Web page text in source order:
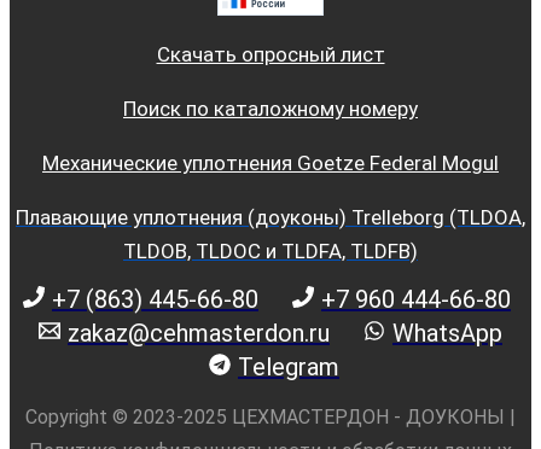
Скачать опросный лист
Поиск по каталожному номеру
Механические уплотнения Goetze Federal Mogul
Плавающие уплотнения (доуконы) Trelleborg (TLDOA,
TLDOB, TLDOC и TLDFA, TLDFB)
+7 (863) 445-66-80
+7 960 444-66-80
zakaz@cehmasterdon.ru
WhatsApp
Telegram
Copyright © 2023-2025 ЦЕХМАСТЕРДОН - ДОУКОНЫ |